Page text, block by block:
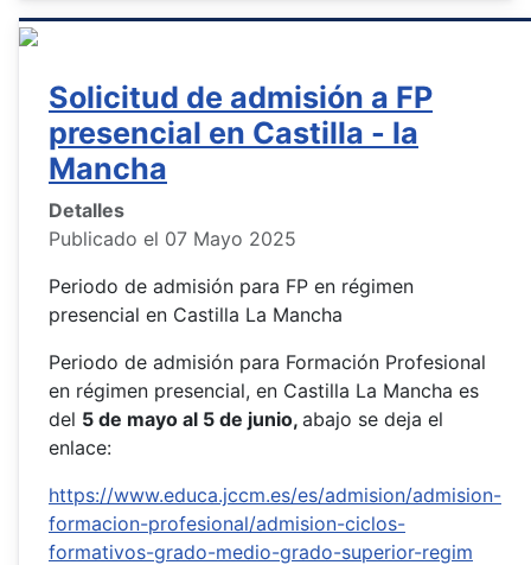
Solicitud de admisión a FP
presencial en Castilla - la
Mancha
Detalles
Publicado el 07 Mayo 2025
Periodo de admisión para FP en régimen
presencial en Castilla La Mancha
Periodo de admisión para Formación Profesional
en régimen presencial, en Castilla La Mancha es
del 5 de mayo al 5 de junio, abajo se deja el
enlace:
https://www.educa.jccm.es/es/admision/admision-
formacion-profesional/admision-ciclos-
formativos-grado-medio-grado-superior-regim